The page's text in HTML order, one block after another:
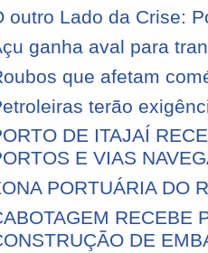
outro Lado da Crise:
ganha aval para
que afetam
terão
DE ITAJAÍ
E VIAS
PORTUÁRIA DO
RECEBE
DE